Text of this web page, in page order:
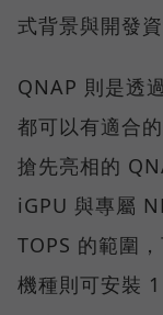
式背景與開發
QNAP 則是透
都可以有適合
搶先亮相的
iGPU 與專屬
TOPS 的範圍
機種則可安裝